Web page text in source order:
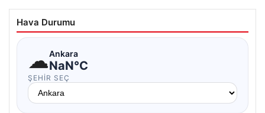
Hava Durumu
☁Ankara
NaN°C
ŞEHIR SEÇ